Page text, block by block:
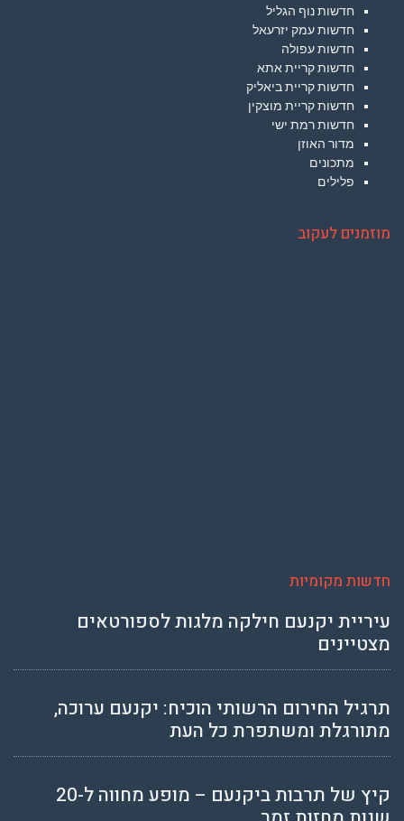
חדשות נוף הגליל
חדשות עמק יזרעאל
חדשות עפולה
חדשות קריית אתא
חדשות קריית ביאליק
חדשות קריית מוצקין
חדשות רמת ישי
מדור האוזן
מתכונים
פלילים
מוזמנים לעקוב
חדשות מקומיות
עיריית יקנעם חילקה מלגות לספורטאים
מצטיינים
תרגיל החירום הרשותי הוכיח: יקנעם ערוכה,
מתורגלת ומשתפרת כל העת
קיץ של תרבות ביקנעם – מופע מחווה ל-20